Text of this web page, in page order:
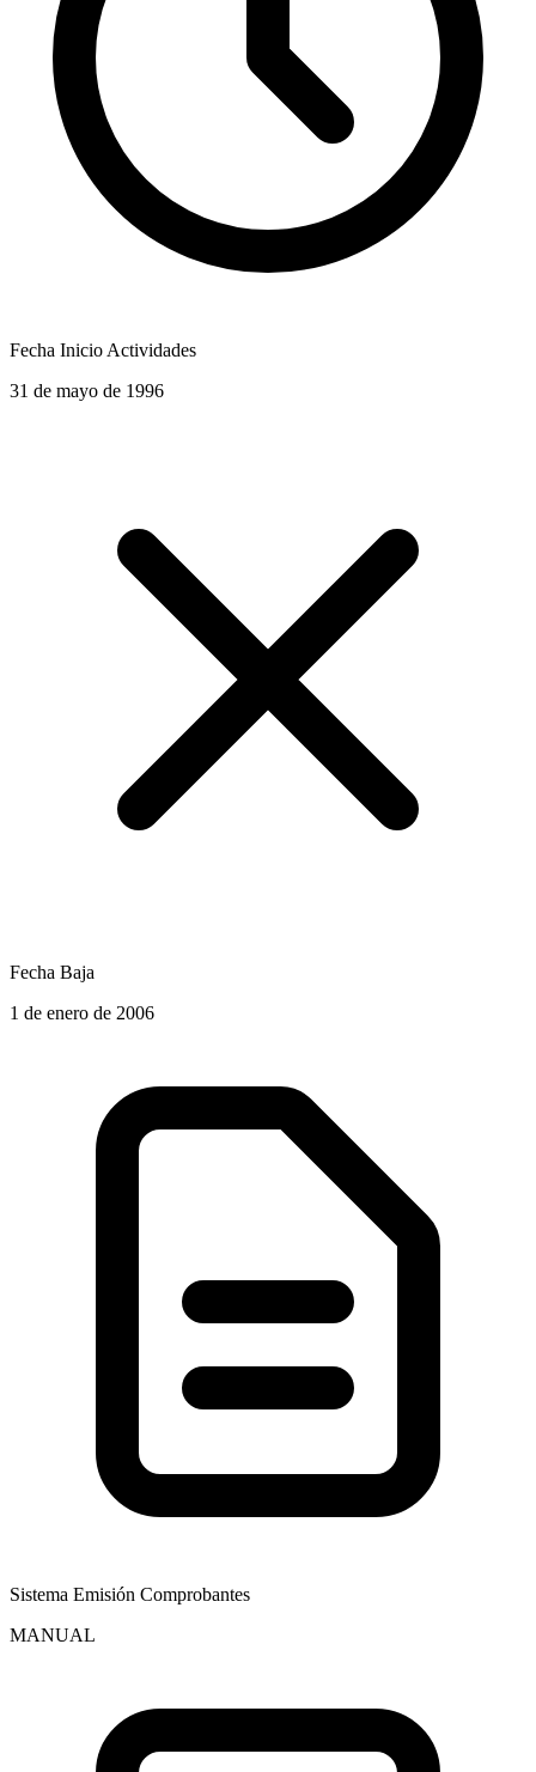
Fecha Inicio Actividades
31 de mayo de 1996
Fecha Baja
1 de enero de 2006
Sistema Emisión Comprobantes
MANUAL